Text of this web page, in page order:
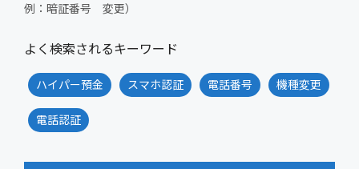
例：暗証番号 変更）
よく検索されるキーワード
ハイパー預金 スマホ認証 電話番号 機種変更
電話認証